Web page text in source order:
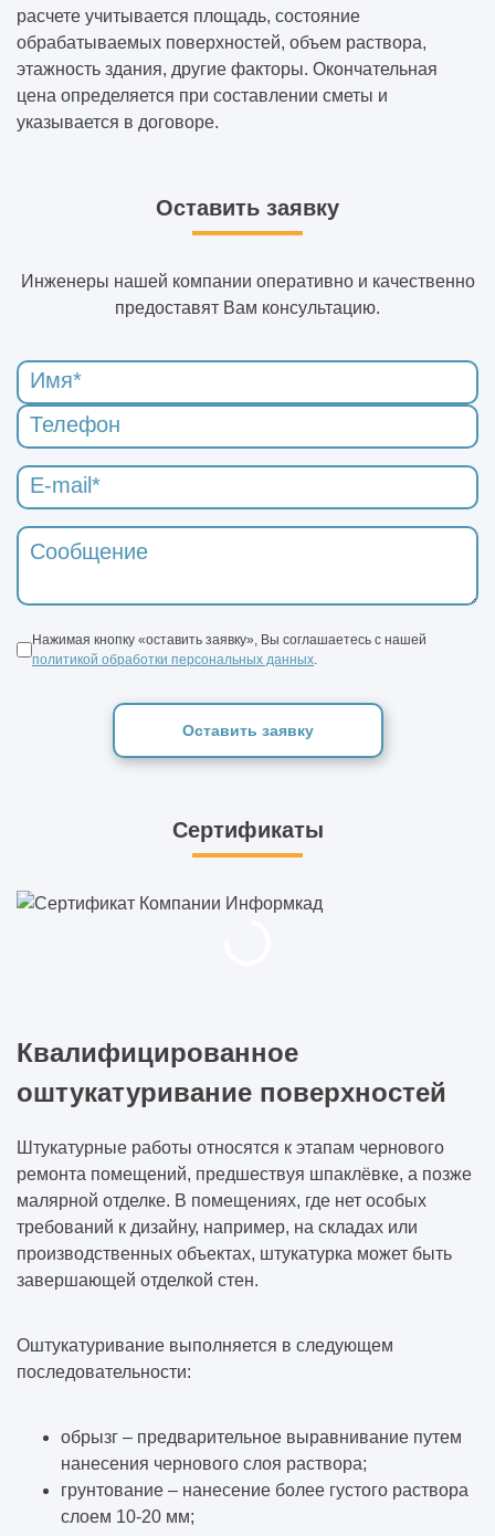
расчете учитывается площадь, состояние
обрабатываемых поверхностей, объем раствора,
этажность здания, другие факторы. Окончательная
цена определяется при составлении сметы и
указывается в договоре.
Оставить заявку
Инженеры нашей компании оперативно и качественно
предоставят Вам консультацию.
Нажимая кнопку «оставить заявку», Вы соглашаетесь с нашей
политикой обработки персональных данных
Оставить заявку
Сертификаты
Квалифицированное
оштукатуривание поверхностей
Штукатурные работы относятся к этапам чернового
ремонта помещений, предшествуя шпаклёвке, а позже
малярной отделке. В помещениях, где нет особых
требований к дизайну, например, на складах или
производственных объектах, штукатурка может быть
завершающей отделкой стен.
Оштукатуривание выполняется в следующем
последовательности:
обрызг – предварительное выравнивание путем
нанесения чернового слоя раствора;
грунтование – нанесение более густого раствора
слоем 10-20 мм;